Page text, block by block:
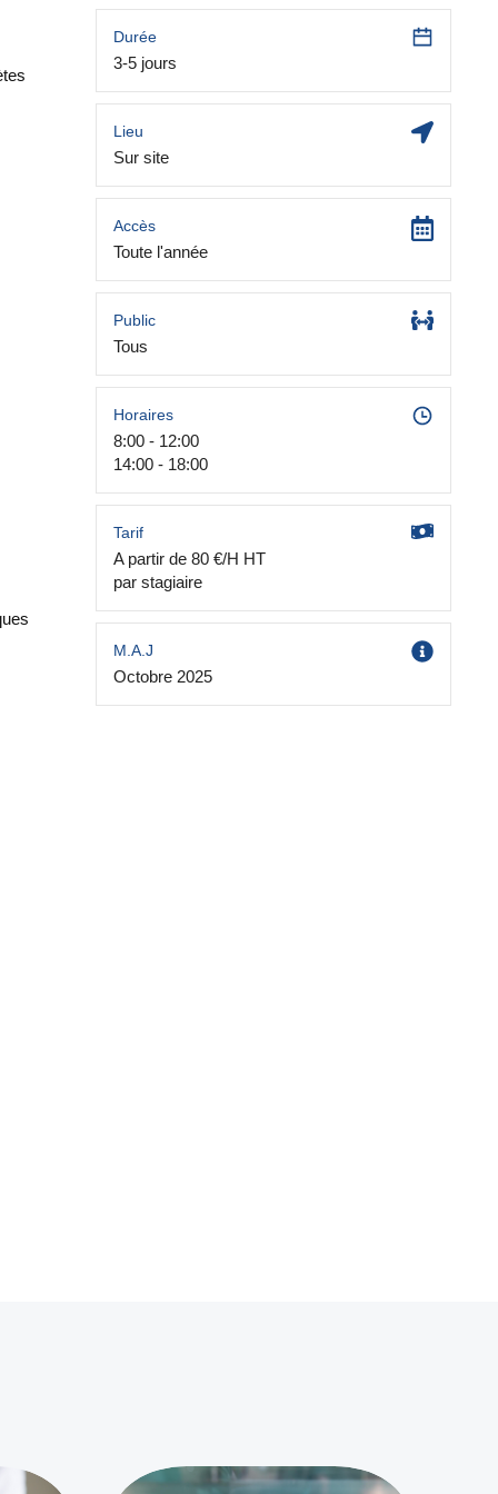
Durée
3-5 jours
Lieu
Sur site
Accès
Toute l'année
Public
Tous
Horaires
8:00 - 12:00
14:00 - 18:00
Tarif
A partir de 80 €/H HT
par stagiaire
M.A.J
Octobre 2025